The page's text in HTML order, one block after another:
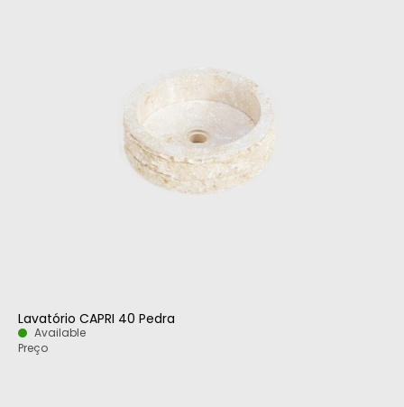
Lavatório CAPRI 40 Pedra
Available
Preço